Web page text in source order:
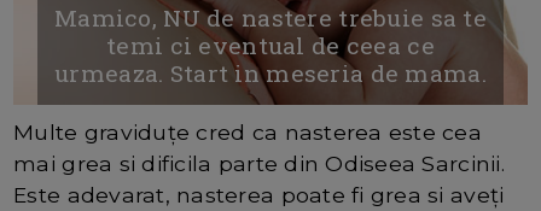
Mamico, NU de nastere trebuie sa te
temi ci eventual de ceea ce
urmeaza. Start in meseria de mama.
Multe graviduțe cred ca nasterea este cea
mai grea si dificila parte din Odiseea Sarcinii.
Este adevarat, nasterea poate fi grea si aveți